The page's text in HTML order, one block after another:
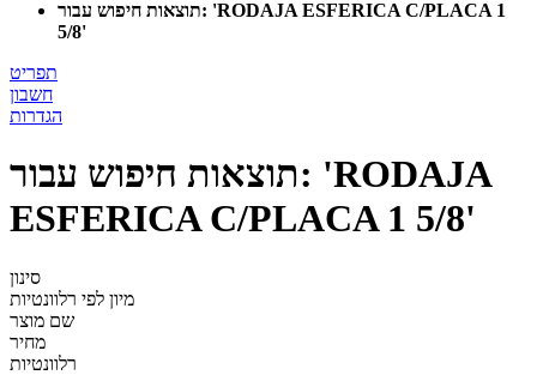
תוצאות חיפוש עבור: 'RODAJA ESFERICA C/PLACA 1
5/8'
תפריט
חשבון
הגדרות
תוצאות חיפוש עבור: 'RODAJA
ESFERICA C/PLACA 1 5/8'
סינון
מיון לפי רלוונטיות
שם מוצר
מחיר
רלוונטיות